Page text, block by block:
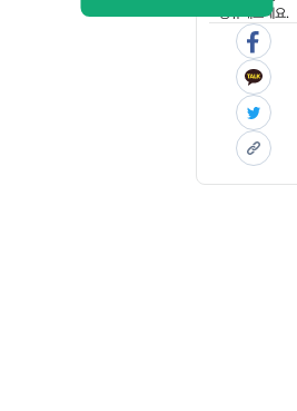
공유해보세요.